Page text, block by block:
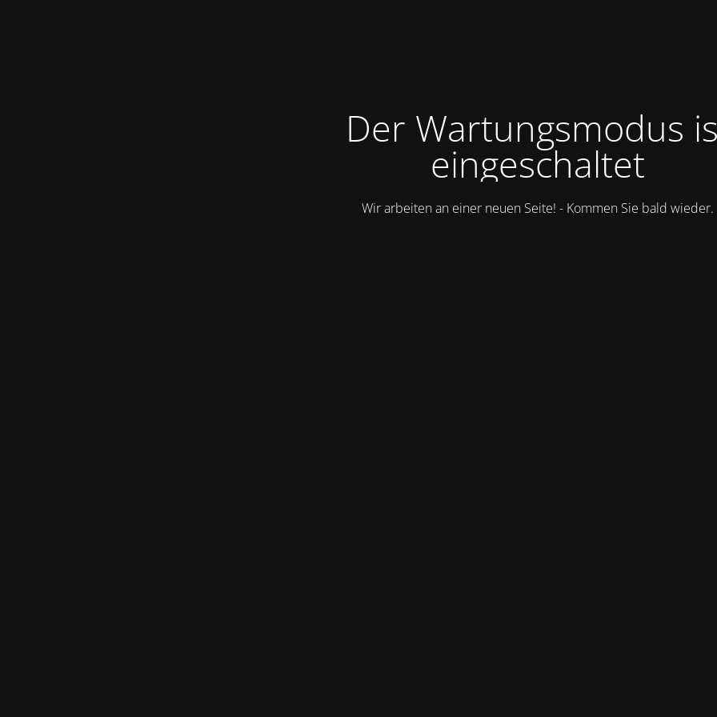
Der Wartungsmodus
eingeschaltet
Wir arbeiten an einer neuen Seite! - Kommen Sie bald wieder.